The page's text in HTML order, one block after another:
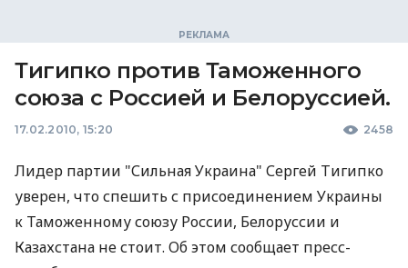
Тигипко против Таможенного
союза с Россией и Белоруссией.
17.02.2010, 15:20 2458
Лидер партии "Сильная Украина" Сергей Тигипко
уверен, что спешить с присоединением Украины
к Таможенному союзу России, Белоруссии и
Казахстана не стоит. Об этом сообщает пресс-